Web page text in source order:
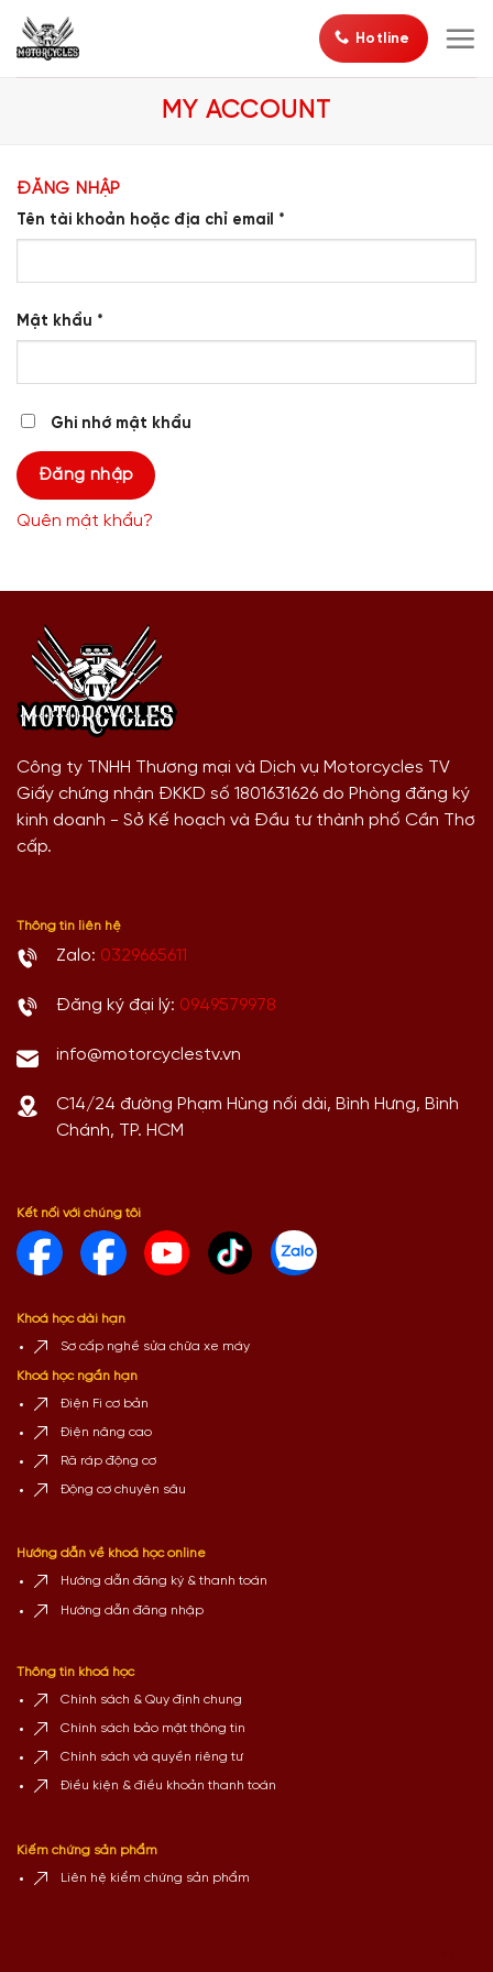
qua
Hotline
MY ACCOUNT
ĐĂNG NHẬP
Tên tài khoản hoặc địa chỉ email *
buộc
Mật khẩu *
buộc
Ghi nhớ mật khẩu
Đăng nhập
Quên mật khẩu?
Công ty TNHH Thương mại và Dịch vụ Motorcycles TV
Giấy chứng nhận ĐKKD số 1801631626 do Phòng đăng ký
kinh doanh - Sở Kế hoạch và Đầu tư thành phố Cần Thơ
cấp.
Thông tin liên hệ
Zalo: 0329665611
Đăng ký đại lý: 0949579978
info@motorcyclestv.vn
C14/24 đường Phạm Hùng nối dài, Bình Hưng, Bình
Chánh, TP. HCM
Kết nối với chúng tôi
Khoá học dài hạn
Sơ cấp nghề sửa chữa xe máy
Khoá học ngắn hạn
Điện Fi cơ bản
Điện nâng cao
Rã ráp động cơ
Động cơ chuyên sâu
Hướng dẫn về khoá học online
Hướng dẫn đăng ký & thanh toán
Hướng dẫn đăng nhập
Thông tin khoá học
Chính sách & Quy định chung
Chính sách bảo mật thông tin
Chính sách và quyền riêng tư
Điều kiện & điều khoản thanh toán
Kiếm chứng sản phẩm
Liên hệ kiểm chứng sản phẩm